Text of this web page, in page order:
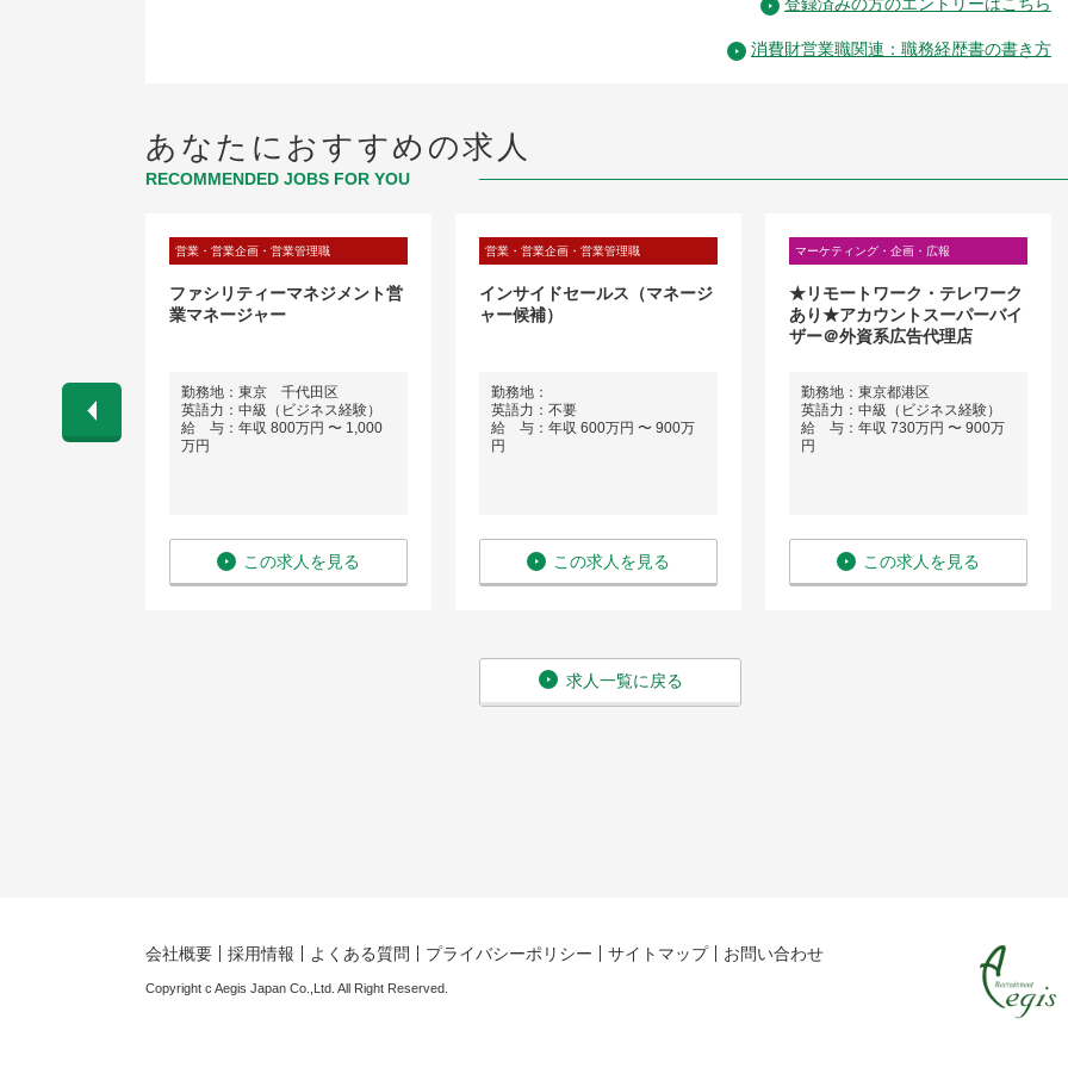
消費財営業職関連：職務経歴書の書き方
あなたにおすすめの求人
RECOMMENDED JOBS FOR YOU
営業・営業企画・営業管理職
ファシリティーマネジメント営
業マネージャー
勤務地：東京 千代田区
英語力：中級（ビジネス経験）
給 与：年収 800万円 〜 1,000
万円
この求人を見る
営業・営業企画・営業管理職
インサイドセールス（マネージ
ャー候補）
勤務地：
英語力：不要
給 与：年収 600万円 〜 900万
円
この求人を見る
マーケティング・企画・広報
★リモートワーク・テレワーク
あり★アカウントスーパーバイ
ザー＠外資系広告代理店
勤務地：東京都港区
英語力：中級（ビジネス経験）
給 与：年収 730万円 〜 900万
円
この求人を見る
求人一覧に戻る
会社概要 採用情報 よくある質問 プライバシーポリシー サイトマップ お問い合わせ
Copyright c Aegis Japan Co.,Ltd. All Right Reserved.